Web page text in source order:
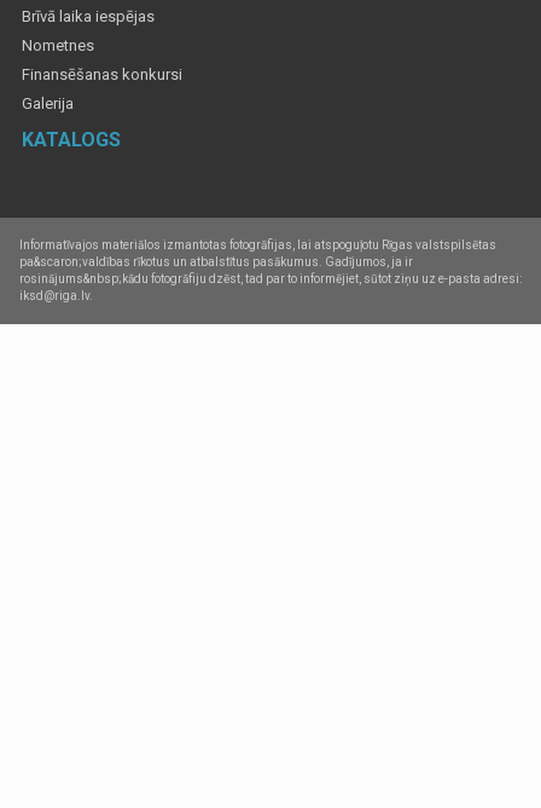
Brīvā laika iespējas
Nometnes
Finansēšanas konkursi
Galerija
KATALOGS
Informatīvajos materiālos izmantotas fotogrāfijas, lai atspoguļotu Rīgas valstspilsētas
pa&scaron;valdības rīkotus un atbalstītus pasākumus. Gadījumos, ja ir
rosinājums&nbsp;kādu fotogrāfiju dzēst, tad par to informējiet, sūtot ziņu uz e-pasta adresi:
iksd@riga.lv.